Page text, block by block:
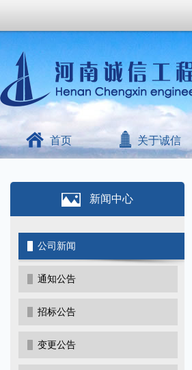
首页 关于诚信
新闻中心
公司新闻
通知公告
招标公告
变更公告